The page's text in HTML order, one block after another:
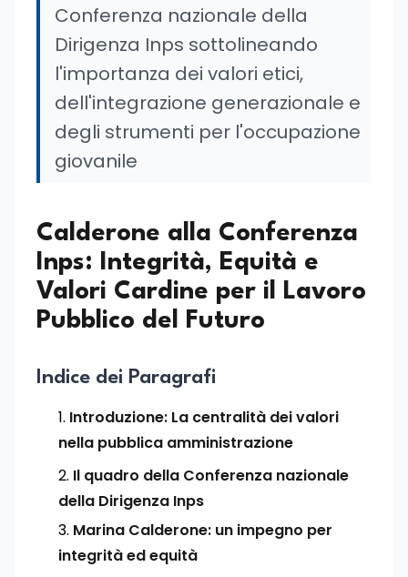
Conferenza nazionale della
Dirigenza Inps sottolineando
l'importanza dei valori etici,
dell'integrazione generazionale e
degli strumenti per l'occupazione
giovanile
Calderone alla Conferenza
Inps: Integrità, Equità e
Valori Cardine per il Lavoro
Pubblico del Futuro
Indice dei Paragrafi
Introduzione: La centralità dei valori
nella pubblica amministrazione
Il quadro della Conferenza nazionale
della Dirigenza Inps
Marina Calderone: un impegno per
integrità ed equità